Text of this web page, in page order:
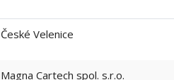
České Velenice
Magna Cartech spol. s.r.o.